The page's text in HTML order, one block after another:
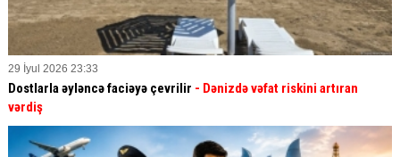
29 İyul 2026 23:33
Dostlarla əyləncə faciəyə çevrilir - Dənizdə vəfat riskini artıran
vərdiş